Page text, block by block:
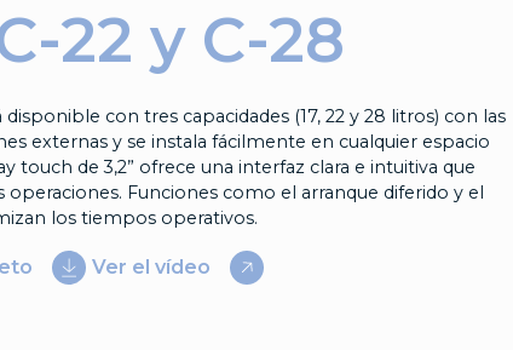
22 y C-28
disponible con tres capacidades (17, 22 y 28 litros) con las
externas y se instala fácilmente en cualquier espacio
touch de 3,2” ofrece una interfaz clara e intuitiva que
operaciones. Funciones como el arranque diferido y el
los tiempos operativos.
Ver el vídeo